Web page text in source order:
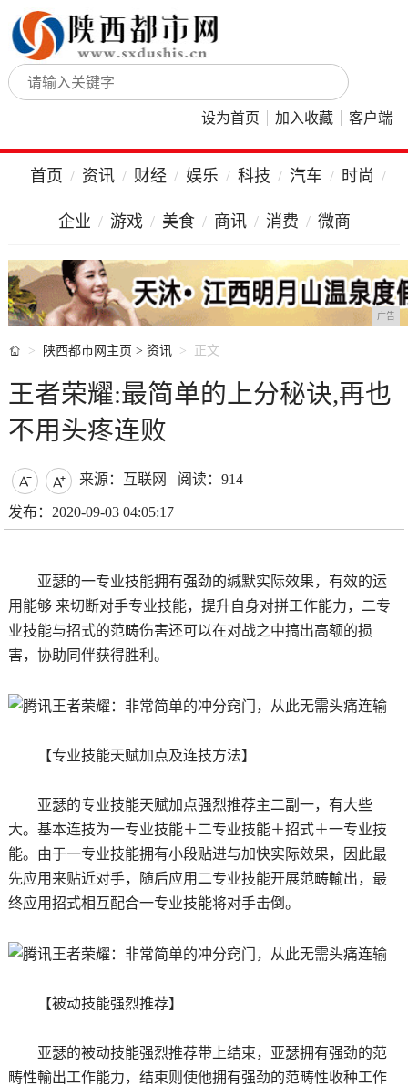
设为首页 加入收藏 客户端
首页 资讯 财经 娱乐 科技 汽车 时尚
企业 游戏 美食 商讯 消费 微商
广告
 陕西都市网主页 > 资讯 正文
王者荣耀:最简单的上分秘诀,再也
不用头疼连败
  来源：互联网 阅读：914
发布：2020-09-03 04:05:17
亚瑟的一专业技能拥有强劲的缄默实际效果，有效的运
用能够 来切断对手专业技能，提升自身对拼工作能力，二专
业技能与招式的范畴伤害还可以在对战之中搞出高额的损
害，协助同伴获得胜利。
【专业技能天赋加点及连技方法】
亚瑟的专业技能天赋加点强烈推荐主二副一，有大些
大。基本连技为一专业技能＋二专业技能＋招式＋一专业技
能。由于一专业技能拥有小段贴进与加快实际效果，因此最
先应用来贴近对手，随后应用二专业技能开展范畴輸出，最
终应用招式相互配合一专业技能将对手击倒。
【被动技能强烈推荐】
亚瑟的被动技能强烈推荐带上结束，亚瑟拥有强劲的范
畴性輸出工作能力，结束则使他拥有强劲的范畴性收种工作